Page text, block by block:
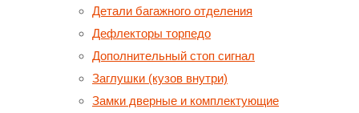
Детали багажного отделения
Дефлекторы торпедо
Дополнительный стоп сигнал
Заглушки (кузов внутри)
Замки дверные и комплектующие